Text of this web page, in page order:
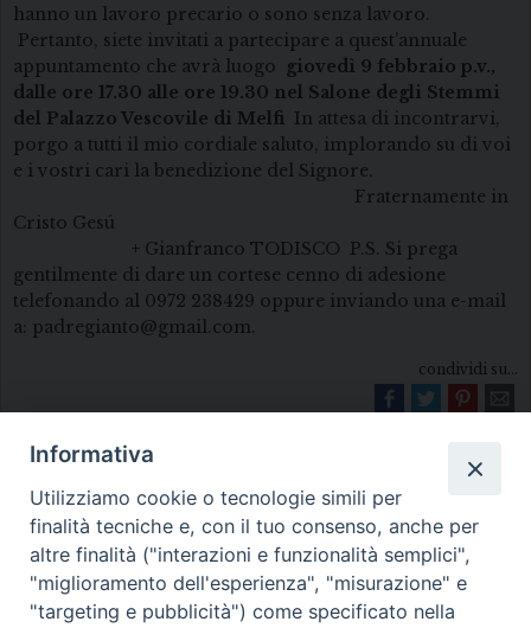
hanno un lavoro precario o sono senza lavoro.
Pertanto, siete invitati a partecipare a quest’annuale
appuntamento che avrà luogo
giovedì 9 febbraio p.v.,
dalle ore 17.30 alle ore 19.30 nel Salone degli Stemmi
del Palazzo Vescovile di Melfi In attesa di incontrarvi,
porgo a tutti il mio cordiale saluto, implorando su di voi
e i vostri cari la benedizione del Signore.
Fraternamente in
Cristo Gesú
+ Gianfranco TODISCO P.S. Si prega
gentilmente di dare un cortese cenno di adesione
telefonando al 0972 238429 oppure inviando una e-mail
a: padregianto@gmail.com.
condividi su...
Diocesi di Melfi Rapolla Venosa
Informativa
Utilizziamo cookie o tecnologie simili per
finalità tecniche e, con il tuo consenso, anche per
altre finalità ("interazioni e funzionalità semplici",
"miglioramento dell'esperienza", "misurazione" e
"targeting e pubblicità") come specificato nella